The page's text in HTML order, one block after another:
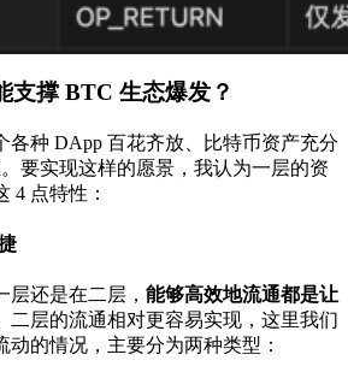
支撑 BTC 生态爆发？
各种 DApp 百花齐放、比特币资产充分
要实现这样的愿景，我认为一层的资
4 点特性：
还是在二层， 能够高效地流通都是让
二层的流通相对更容易实现，这里我们
的情况，主要分为两种类型：